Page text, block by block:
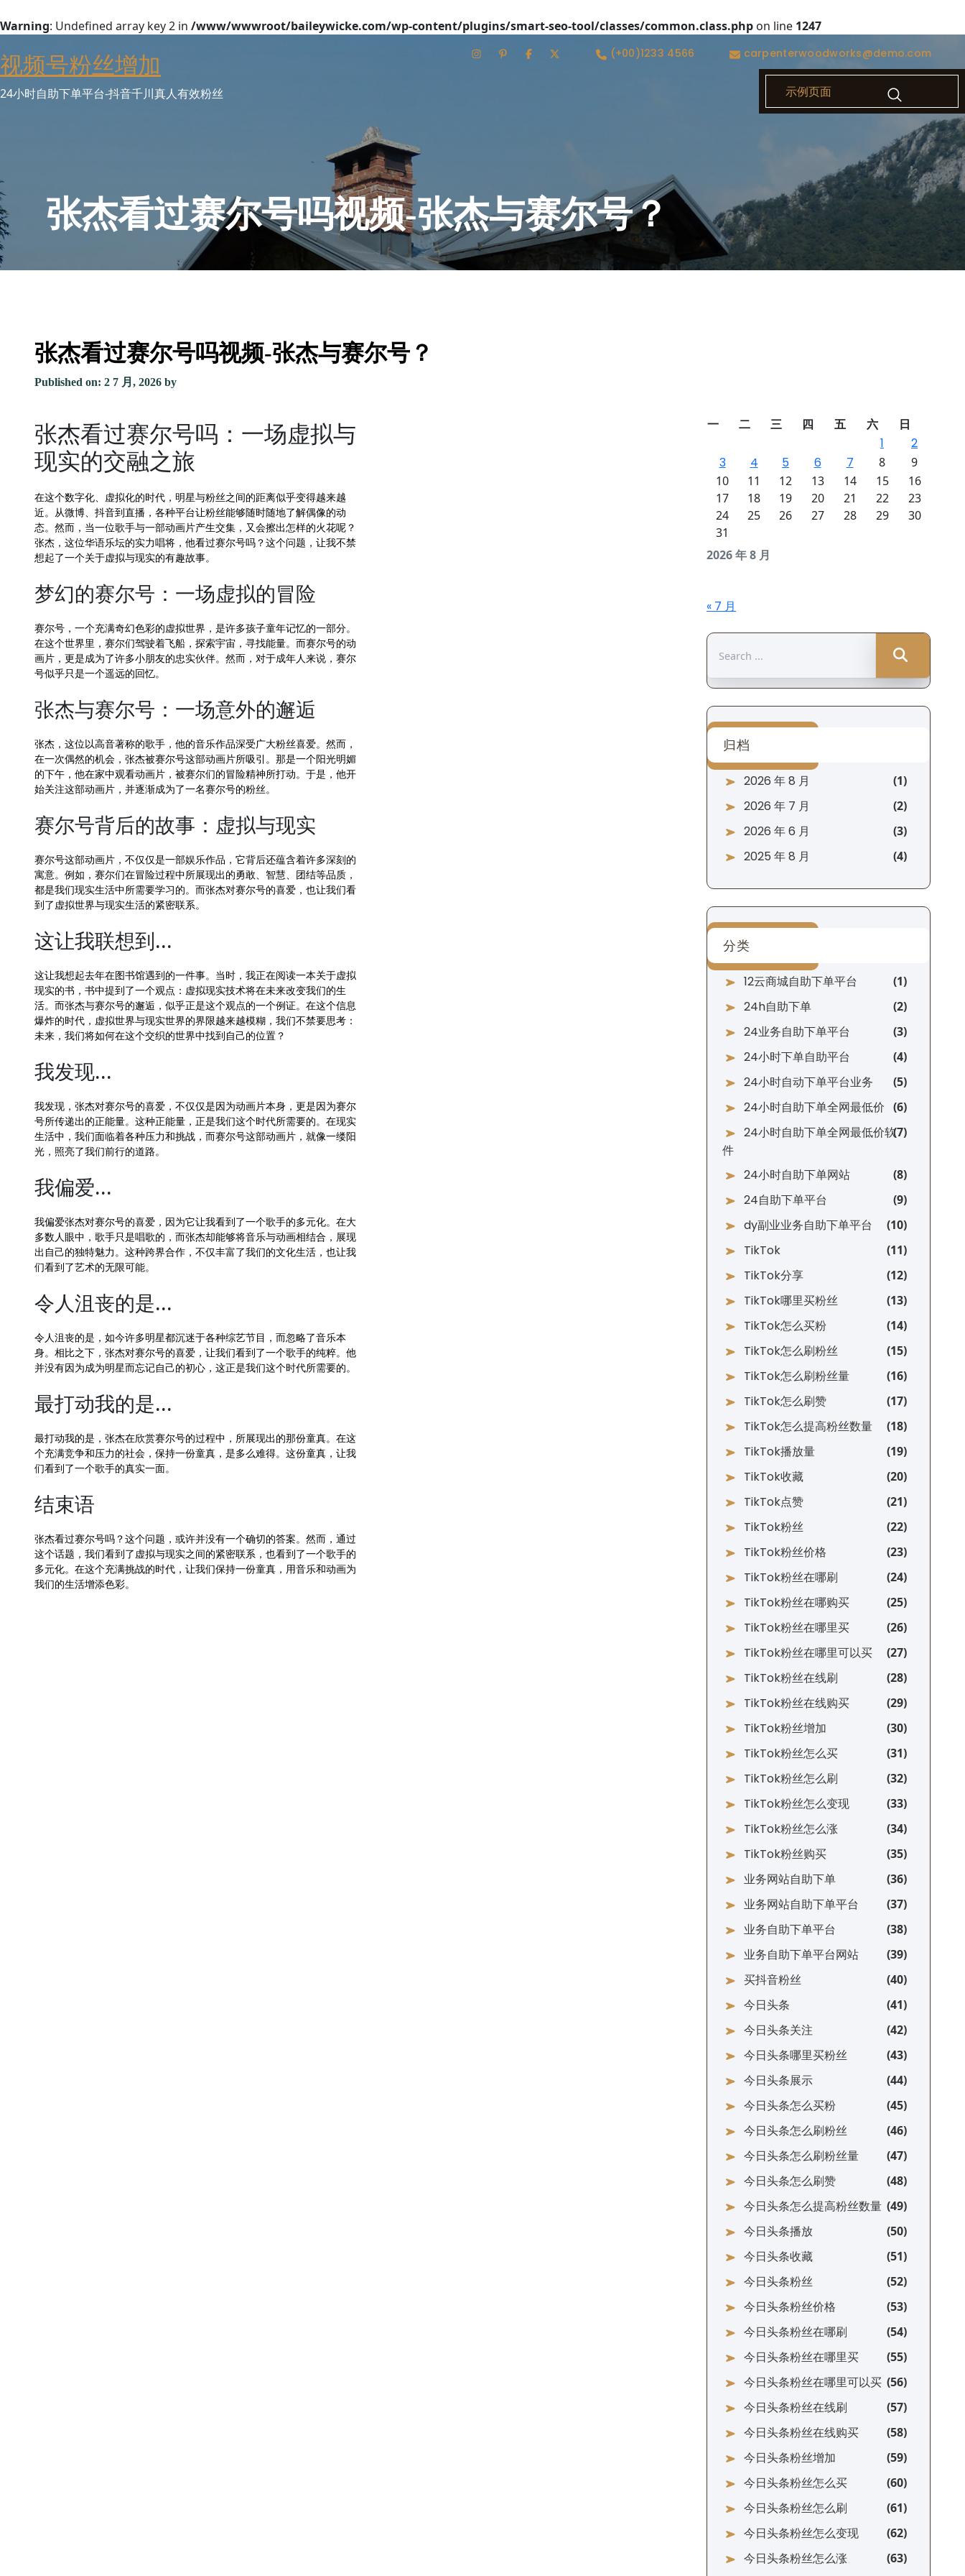
Warning: Undefined array key 2 in /www/wwwroot/baileywicke.com/wp-content/plugins/smart-seo-tool/classes/common.class.php on line 1247
to
content
视频号粉丝增加
24小时自助下单平台-抖音千川真人有效粉丝
(+00)1233 4566 carpenterwoodworks@demo.com
示例页面
张杰看过赛尔号吗视频-张杰与赛尔号？
张杰看过赛尔号吗视频-张杰与赛尔号？
Published on: 2 7 月, 2026 by
张杰看过赛尔号吗：一场虚拟与
现实的交融之旅
在这个数字化、虚拟化的时代，明星与粉丝之间的距离似乎变得越来越
近。从微博、抖音到直播，各种平台让粉丝能够随时随地了解偶像的动
态。然而，当一位歌手与一部动画片产生交集，又会擦出怎样的火花呢？
张杰，这位华语乐坛的实力唱将，他看过赛尔号吗？这个问题，让我不禁
想起了一个关于虚拟与现实的有趣故事。
梦幻的赛尔号：一场虚拟的冒险
赛尔号，一个充满奇幻色彩的虚拟世界，是许多孩子童年记忆的一部分。
在这个世界里，赛尔们驾驶着飞船，探索宇宙，寻找能量。而赛尔号的动
画片，更是成为了许多小朋友的忠实伙伴。然而，对于成年人来说，赛尔
号似乎只是一个遥远的回忆。
张杰与赛尔号：一场意外的邂逅
张杰，这位以高音著称的歌手，他的音乐作品深受广大粉丝喜爱。然而，
在一次偶然的机会，张杰被赛尔号这部动画片所吸引。那是一个阳光明媚
的下午，他在家中观看动画片，被赛尔们的冒险精神所打动。于是，他开
始关注这部动画片，并逐渐成为了一名赛尔号的粉丝。
赛尔号背后的故事：虚拟与现实
赛尔号这部动画片，不仅仅是一部娱乐作品，它背后还蕴含着许多深刻的
寓意。例如，赛尔们在冒险过程中所展现出的勇敢、智慧、团结等品质，
都是我们现实生活中所需要学习的。而张杰对赛尔号的喜爱，也让我们看
到了虚拟世界与现实生活的紧密联系。
这让我联想到...
这让我想起去年在图书馆遇到的一件事。当时，我正在阅读一本关于虚拟
现实的书，书中提到了一个观点：虚拟现实技术将在未来改变我们的生
活。而张杰与赛尔号的邂逅，似乎正是这个观点的一个例证。在这个信息
爆炸的时代，虚拟世界与现实世界的界限越来越模糊，我们不禁要思考：
未来，我们将如何在这个交织的世界中找到自己的位置？
我发现...
我发现，张杰对赛尔号的喜爱，不仅仅是因为动画片本身，更是因为赛尔
号所传递出的正能量。这种正能量，正是我们这个时代所需要的。在现实
生活中，我们面临着各种压力和挑战，而赛尔号这部动画片，就像一缕阳
光，照亮了我们前行的道路。
我偏爱...
我偏爱张杰对赛尔号的喜爱，因为它让我看到了一个歌手的多元化。在大
多数人眼中，歌手只是唱歌的，而张杰却能够将音乐与动画相结合，展现
出自己的独特魅力。这种跨界合作，不仅丰富了我们的文化生活，也让我
们看到了艺术的无限可能。
令人沮丧的是...
令人沮丧的是，如今许多明星都沉迷于各种综艺节目，而忽略了音乐本
身。相比之下，张杰对赛尔号的喜爱，让我们看到了一个歌手的纯粹。他
并没有因为成为明星而忘记自己的初心，这正是我们这个时代所需要的。
最打动我的是...
最打动我的是，张杰在欣赏赛尔号的过程中，所展现出的那份童真。在这
个充满竞争和压力的社会，保持一份童真，是多么难得。这份童真，让我
们看到了一个歌手的真实一面。
结束语
张杰看过赛尔号吗？这个问题，或许并没有一个确切的答案。然而，通过
这个话题，我们看到了虚拟与现实之间的紧密联系，也看到了一个歌手的
多元化。在这个充满挑战的时代，让我们保持一份童真，用音乐和动画为
我们的生活增添色彩。
2026 年 8 月
一 二 三 四 五 六 日
1
2
3
4 5 6 7 8
9
10
11 12 13 14 15
16
17
18 19 20 21 22
23
24
25 26 27 28 29
30
31
« 7 月
for:
归档
2026 年 8 月
2026 年 7 月
2026 年 6 月
2025 年 8 月
分类
12云商城自助下单平台
24h自助下单
24业务自助下单平台
24小时下单自助平台
24小时自动下单平台业务
24小时自助下单全网最低价
24小时自助下单全网最低价软
件
24小时自助下单网站
24自助下单平台
dy副业业务自助下单平台
TikTok
TikTok分享
TikTok哪里买粉丝
TikTok怎么买粉
TikTok怎么刷粉丝
TikTok怎么刷粉丝量
TikTok怎么刷赞
TikTok怎么提高粉丝数量
TikTok播放量
TikTok收藏
TikTok点赞
TikTok粉丝
TikTok粉丝价格
TikTok粉丝在哪刷
TikTok粉丝在哪购买
TikTok粉丝在哪里买
TikTok粉丝在哪里可以买
TikTok粉丝在线刷
TikTok粉丝在线购买
TikTok粉丝增加
TikTok粉丝怎么买
TikTok粉丝怎么刷
TikTok粉丝怎么变现
TikTok粉丝怎么涨
TikTok粉丝购买
业务网站自助下单
业务网站自助下单平台
业务自助下单平台
业务自助下单平台网站
买抖音粉丝
今日头条
今日头条关注
今日头条哪里买粉丝
今日头条展示
今日头条怎么买粉
今日头条怎么刷粉丝
今日头条怎么刷粉丝量
今日头条怎么刷赞
今日头条怎么提高粉丝数量
今日头条播放
今日头条收藏
今日头条粉丝
今日头条粉丝价格
今日头条粉丝在哪刷
今日头条粉丝在哪里买
今日头条粉丝在哪里可以买
今日头条粉丝在线刷
今日头条粉丝在线购买
今日头条粉丝增加
今日头条粉丝怎么买
今日头条粉丝怎么刷
今日头条粉丝怎么变现
今日头条粉丝怎么涨